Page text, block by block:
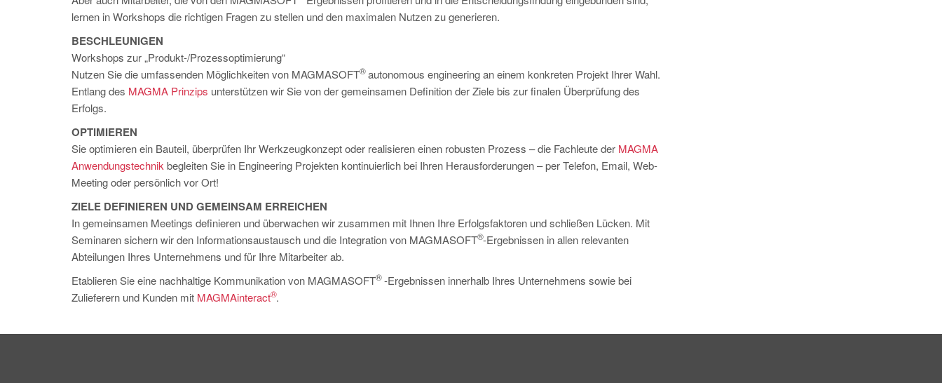
lernen in Workshops die richtigen Fragen zu stellen und den maximalen Nutzen zu generieren.
BESCHLEUNIGEN
Workshops zur „Produkt-/Prozessoptimierung“
Nutzen Sie die umfassenden Möglichkeiten von MAGMASOFT
®autonomous engineering an einem konkreten Projekt Ihrer Wahl.
Entlang des MAGMA Prinzips unterstützen wir Sie von der gemeinsamen Definition der Ziele bis zur finalen Überprüfung des
Erfolgs.
OPTIMIEREN
Sie optimieren ein Bauteil, überprüfen Ihr Werkzeugkonzept oder realisieren einen robusten Prozess – die Fachleute der MAGMA
Anwendungstechnikbegleiten Sie in Engineering Projekten kontinuierlich bei Ihren Herausforderungen – per Telefon, Email, Web-
Meeting oder persönlich vor Ort!
ZIELE DEFINIEREN UND GEMEINSAM ERREICHEN
In gemeinsamen Meetings definieren und überwachen wir zusammen mit Ihnen Ihre Erfolgsfaktoren und schließen Lücken. Mit
Seminaren sichern wir den Informationsaustausch und die Integration von MAGMASOFT
®-Ergebnissen in allen relevanten
Abteilungen Ihres Unternehmens und für Ihre Mitarbeiter ab.
Etablieren Sie eine nachhaltige Kommunikation von MAGMASOFT
®-Ergebnissen innerhalb Ihres Unternehmens sowie bei
Zulieferern und Kunden mit MAGMAinteract
®.